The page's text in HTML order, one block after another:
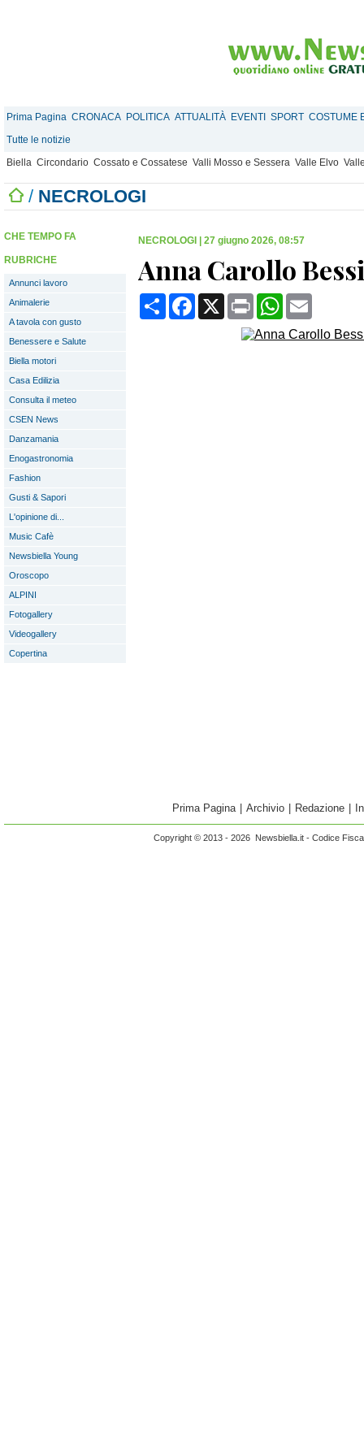
Prima Pagina CRONACA POLITICA ATTUALITÀ EVENTI SPORT COSTUME
Tutte le notizie
Biella Circondario Cossato e Cossatese Valli Mosso e Sessera Valle Elvo
/ NECROLOGI
CHE TEMPO FA
RUBRICHE
Annunci lavoro
Animalerie
A tavola con gusto
Benessere e Salute
Biella motori
Casa Edilizia
Consulta il meteo
CSEN News
Danzamania
Enogastronomia
Fashion
Gusti & Sapori
L'opinione di...
Music Cafè
Newsbiella Young
Oroscopo
ALPINI
Fotogallery
Videogallery
Copertina
NECROLOGI 27 giugno 2026, 08:57
Anna Carollo
CondividiFacebook
X Print WhatsApp
Prima Pagina Archivio Redazione
Copyright © 2013 - 2026 Newsbiella.it - Codice